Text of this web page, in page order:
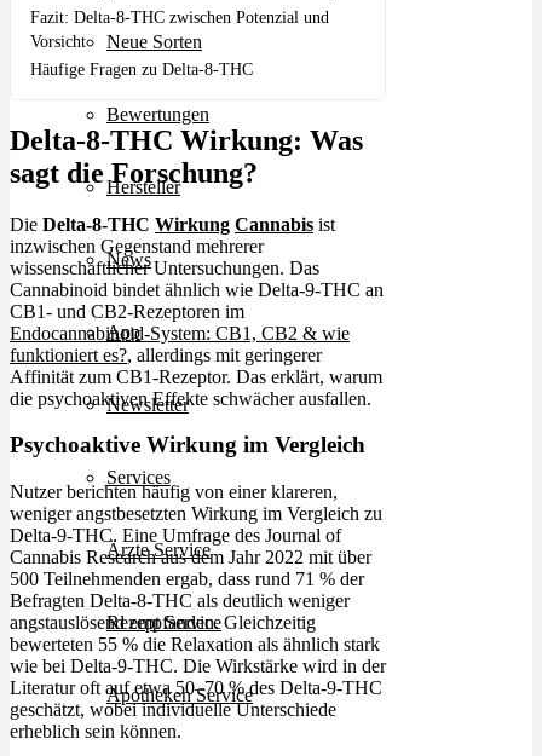
Neue Sorten
Bewertungen
Hersteller
News
App
Newsletter
Services
Ärzte Service
Rezept Service
Apotheken Service
Fazit: Delta-8-THC zwischen Potenzial und
Vorsicht
Häufige Fragen zu Delta-8-THC
Delta-8-THC Wirkung: Was
sagt die Forschung?
Die Delta-8-THC Wirkung Cannabis ist
inzwischen Gegenstand mehrerer
wissenschaftlicher Untersuchungen. Das
Cannabinoid bindet ähnlich wie Delta-9-THC an
CB1- und CB2-Rezeptoren im
Endocannabinoid-System: CB1, CB2 & wie
funktioniert es?, allerdings mit geringerer
Affinität zum CB1-Rezeptor. Das erklärt, warum
die psychoaktiven Effekte schwächer ausfallen.
Psychoaktive Wirkung im Vergleich
Nutzer berichten häufig von einer klareren,
weniger angstbesetzten Wirkung im Vergleich zu
Delta-9-THC. Eine Umfrage des Journal of
Cannabis Research aus dem Jahr 2022 mit über
500 Teilnehmenden ergab, dass rund 71 % der
Befragten Delta-8-THC als deutlich weniger
angstauslösend empfanden. Gleichzeitig
bewerteten 55 % die Relaxation als ähnlich stark
wie bei Delta-9-THC. Die Wirkstärke wird in der
Literatur oft auf etwa 50–70 % des Delta-9-THC
geschätzt, wobei individuelle Unterschiede
erheblich sein können.